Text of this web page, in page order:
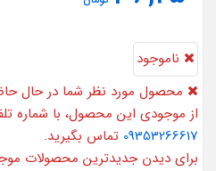
ناموجود
محصول مورد نظر شما در حال
از موجودی این محصول، با شماره
09353266617 تماس بگیرید.
برای دیدن جدیدترین محصولات